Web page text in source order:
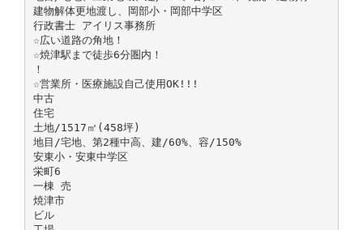
建物解体更地渡し、岡部小・岡部中学区
行政書士 アイリス事務所
☆広い道路の角地！
☆焼津駅まで徒歩6分圏内！
！
☆営業所・医療施設自己使用OK!!!
中古
住宅
土地/1517㎡(458坪)
地目/宅地、第2種中高、建/60%、容/150%
安東小・安東中学区
栄町6
一棟 売
焼津市
ビル